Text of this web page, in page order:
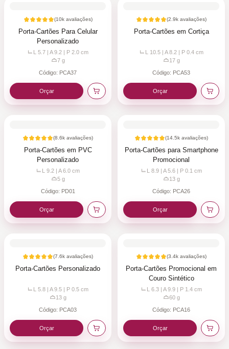
(10kavaliações)
Porta-Cartões Para Celular
Personalizado
L 5.7 | A 9.2 | P 2.0 cm
7g
Código: PCA37
Orçar
(2.9k avaliações)
Porta-Cartões em Cortiça
L 10.5 | A 8.2 | P 0.4 cm
17g
Código: PCA53
Orçar
(8.6k avaliações)
Porta-Cartões em PVC
Personalizado
L 9.2 | A 6.0 cm
5g
Código: PD01
Orçar
(14.5k avaliações)
Porta-Cartões para Smartphone
Promocional
L 8.9 | A 5.6 | P 0.1 cm
13g
Código: PCA26
Orçar
(7.6k avaliações)
Porta-Cartões Personalizado
L 5.8 | A 9.5 | P 0.5 cm
13g
Código: PCA03
Orçar
(3.4k avaliações)
Porta-Cartões Promocional em
Couro Sintético
L 6.3 | A 9.9 | P 1.4 cm
60g
Código: PCA16
Orçar